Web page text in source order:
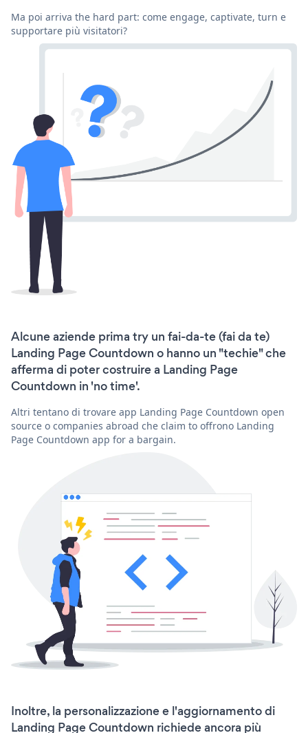
Ma poi arriva the hard part: come engage, captivate, turn e
supportare più visitatori?
Alcune aziende prima try un fai-da-te (fai da te)
Landing Page Countdown o hanno un "techie" che
afferma di poter costruire a Landing Page
Countdown in 'no time'.
Altri tentano di trovare app Landing Page Countdown open
source o companies abroad che claim to offrono Landing
Page Countdown app for a bargain.
Inoltre, la personalizzazione e l'aggiornamento di
Landing Page Countdown richiede ancora più